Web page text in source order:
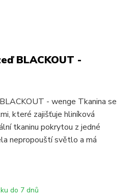
BLACKOUT -
- wenge Tkanina se
které zajišťuje hliníková
tkaninu pokrytou z jedné
nepropouští světlo a má
do 7 dnů